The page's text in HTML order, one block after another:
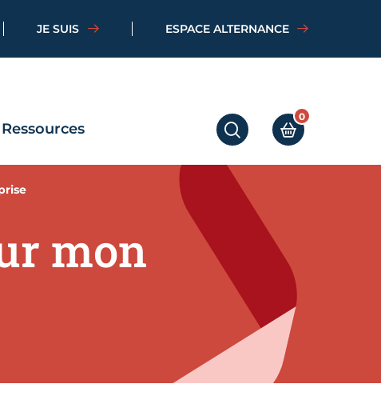
JE SUIS ESPACE ALTERNANCE
RECHERCHERMON PANIER
0
Ressources
mon